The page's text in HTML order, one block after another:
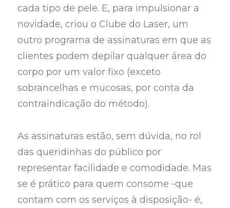
cada tipo de pele. E, para impulsionar a
novidade, criou o Clube do Laser, um
outro programa de assinaturas em que as
clientes podem depilar qualquer área do
corpo por um valor fixo (exceto
sobrancelhas e mucosas, por conta da
contraindicação do método).
As assinaturas estão, sem dúvida, no rol
das queridinhas do público por
representar facilidade e comodidade. Mas
se é prático para quem consome -que
contam com os serviços à disposição- é,